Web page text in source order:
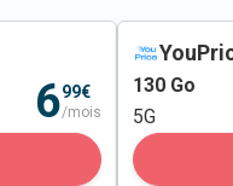
699€
/mois
130 Go
5G